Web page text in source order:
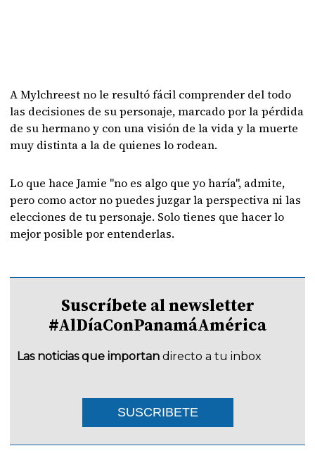
A Mylchreest no le resultó fácil comprender del todo
las decisiones de su personaje, marcado por la pérdida
de su hermano y con una visión de la vida y la muerte
muy distinta a la de quienes lo rodean.
Lo que hace Jamie "no es algo que yo haría", admite,
pero como actor no puedes juzgar la perspectiva ni las
elecciones de tu personaje. Solo tienes que hacer lo
mejor posible por entenderlas.
Suscríbete al newsletter
#AlDíaConPanamáAmérica
Las noticias que importan directo a tu inbox
SUSCRIBETE